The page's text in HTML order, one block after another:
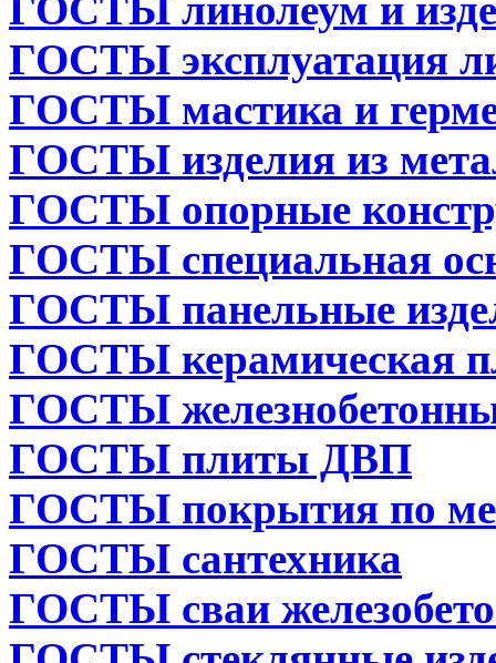
ГОСТЫ эксплуатация
ГОСТЫ мастика и
ГОСТЫ изделия из
ГОСТЫ опорные
ГОСТЫ специальная
ГОСТЫ панельные
ГОСТЫ керамическая
ГОСТЫ
ГОСТЫ плиты ДВП
ГОСТЫ покрытия по
ГОСТЫ сантехника
ГОСТЫ сваи